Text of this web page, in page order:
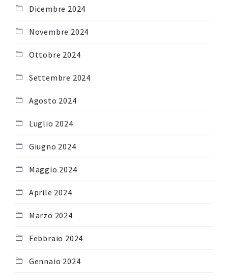
Dicembre 2024
Novembre 2024
Ottobre 2024
Settembre 2024
Agosto 2024
Luglio 2024
Giugno 2024
Maggio 2024
Aprile 2024
Marzo 2024
Febbraio 2024
Gennaio 2024